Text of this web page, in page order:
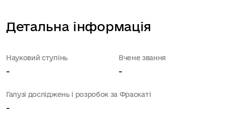
Детальна інформація
Науковий ступінь
-
Вчене звання
-
Галузі досліджень і розробок за Фраскаті
-